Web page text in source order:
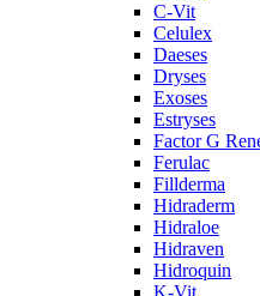
C‑Vit
Celulex
Daeses
Dryses
Exoses
Estryses
Factor G
Ferulac
Fillderma
Hidraderm
Hidraloe
Hidraven
Hidroquin
K-Vit